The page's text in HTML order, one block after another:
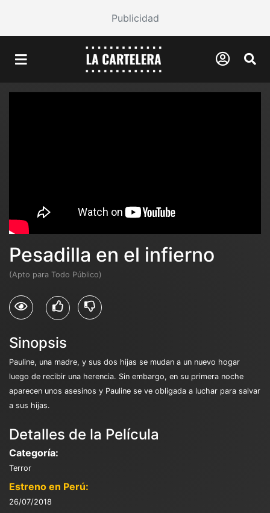
Publicidad
Pesadilla en el infierno
(Apto para Todo Público)
Sinopsis
Pauline, una madre, y sus dos hijas se mudan a un nuevo hogar
luego de recibir una herencia. Sin embargo, en su primera noche
aparecen unos asesinos y Pauline se ve obligada a luchar para salvar
a sus hijas.
Detalles de la Película
Categoría:
Terror
Estreno en Perú:
26/07/2018